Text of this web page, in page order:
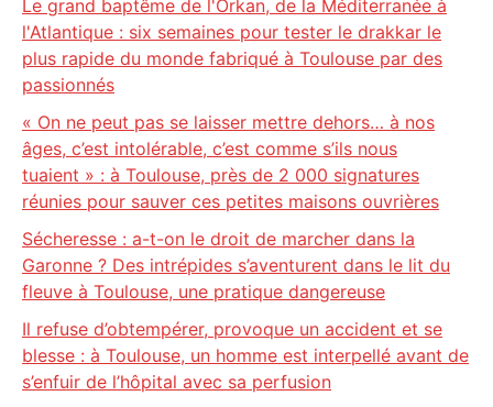
Le grand baptême de l'Orkan, de la Méditerranée à
l'Atlantique : six semaines pour tester le drakkar le
plus rapide du monde fabriqué à Toulouse par des
passionnés
« On ne peut pas se laisser mettre dehors… à nos
âges, c’est intolérable, c’est comme s’ils nous
tuaient » : à Toulouse, près de 2 000 signatures
réunies pour sauver ces petites maisons ouvrières
Sécheresse : a-t-on le droit de marcher dans la
Garonne ? Des intrépides s’aventurent dans le lit du
fleuve à Toulouse, une pratique dangereuse
Il refuse d’obtempérer, provoque un accident et se
blesse : à Toulouse, un homme est interpellé avant de
s’enfuir de l’hôpital avec sa perfusion